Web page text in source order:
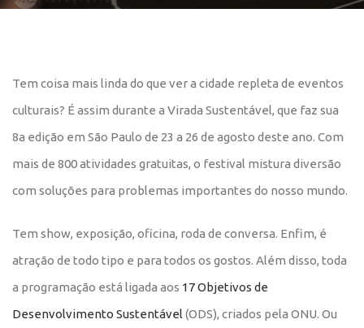
Tem coisa mais linda do que ver a cidade repleta de eventos
culturais? É assim durante a Virada Sustentável, que faz sua
8a edição em São Paulo de 23 a 26 de agosto deste ano. Com
mais de 800 atividades gratuitas, o festival mistura diversão
com soluções para problemas importantes do nosso mundo.
Tem show, exposição, oficina, roda de conversa. Enfim, é
atração de todo tipo e para todos os gostos. Além disso, toda
a programação está ligada aos 17 Objetivos de
Desenvolvimento Sustentável (ODS), criados pela ONU. Ou